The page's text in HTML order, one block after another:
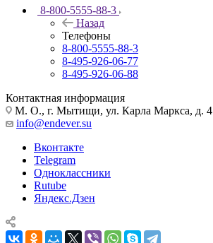
8-800-5555-88-3
Назад
Телефоны
8-800-5555-88-3
8-495-926-06-77
8-495-926-06-88
Контактная информация
М. О., г. Мытищи, ул. Карла Маркса, д. 4
info@endever.su
Вконтакте
Telegram
Одноклассники
Rutube
Яндекс.Дзен